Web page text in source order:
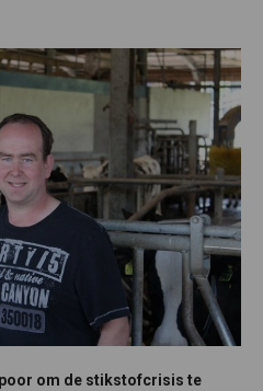
om de stikstofcrisis te